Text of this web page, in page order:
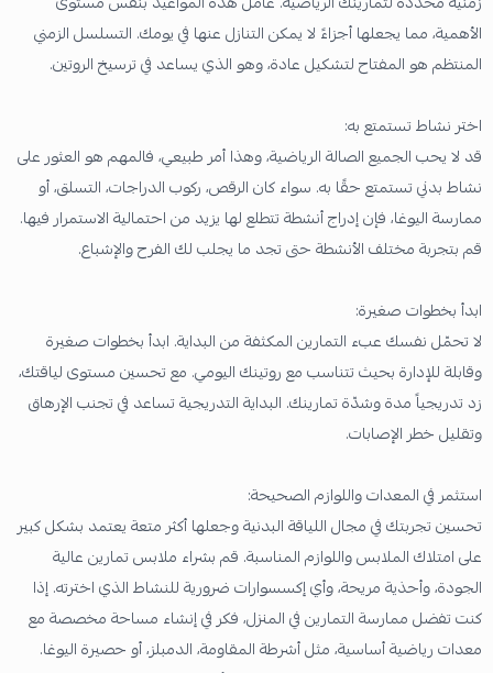
الأهمية، مما يجعلها أجزاءً لا يمكن التنازل عنها في يومك. التسلسل الزمني
المنتظم هو المفتاح لتشكيل عادة، وهو الذي يساعد في ترسيخ الروتين.
اختر نشاط تستمتع به:
قد لا يحب الجميع الصالة الرياضية، وهذا أمر طبيعي، فالمهم هو العثور على
نشاط بدني تستمتع حقًا به. سواء كان الرقص، ركوب الدراجات، التسلق، أو
ممارسة اليوغا، فإن إدراج أنشطة تتطلع لها يزيد من احتمالية الاستمرار فيها.
قم بتجربة مختلف الأنشطة حتى تجد ما يجلب لك الفرح والإشباع.
ابدأ بخطوات صغيرة:
لا تحمّل نفسك عبء التمارين المكثفة من البداية. ابدأ بخطوات صغيرة
وقابلة للإدارة بحيث تتناسب مع روتينك اليومي. مع تحسين مستوى لياقتك،
زد تدريجياً مدة وشدّة تمارينك. البداية التدريجية تساعد في تجنب الإرهاق
وتقليل خطر الإصابات.
استثمر في المعدات واللوازم الصحيحة:
تحسين تجربتك في مجال اللياقة البدنية وجعلها أكثر متعة يعتمد بشكل كبير
على امتلاك الملابس واللوازم المناسبة. قم بشراء ملابس تمارين عالية
الجودة، وأحذية مريحة، وأي إكسسوارات ضرورية للنشاط الذي اخترته. إذا
كنت تفضل ممارسة التمارين في المنزل، فكر في إنشاء مساحة مخصصة مع
معدات رياضية أساسية، مثل أشرطة المقاومة، الدمبلز، أو حصيرة اليوغا.